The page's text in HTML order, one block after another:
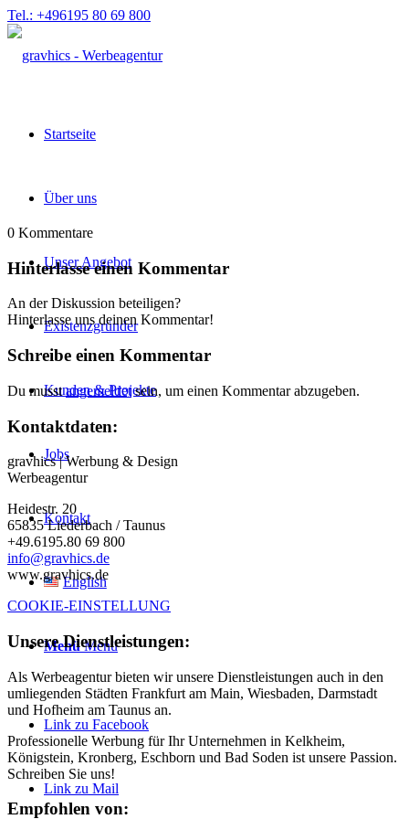
Tel.: +496195 80 69 800
Startseite
Über uns
Unser Angebot
Existenzgründer
Kunden & Projekte
Jobs
Kontakt
English
Menü Menü
Link zu Facebook
Link zu Mail
0 Kommentare
Hinterlasse einen Kommentar
An der Diskussion beteiligen?
Hinterlasse uns deinen Kommentar!
Schreibe einen Kommentar
Du musstangemeldetsein, um einen Kommentar abzugeben.
Kontaktdaten:
gravhics | Werbung & Design
Werbeagentur
Heidestr. 20
65835 Liederbach / Taunus
+49.6195.80 69 800
info@gravhics.de
www.gravhics.de
COOKIE-EINSTELLUNG
Unsere Dienstleistungen:
Als Werbeagentur bieten wir unsere Dienstleistungen auch in den
umliegenden Städten Frankfurt am Main, Wiesbaden, Darmstadt
und Hofheim am Taunus an.
Professionelle Werbung für Ihr Unternehmen in Kelkheim,
Königstein, Kronberg, Eschborn und Bad Soden ist unsere Passion.
Schreiben Sie uns!
Empfohlen von: